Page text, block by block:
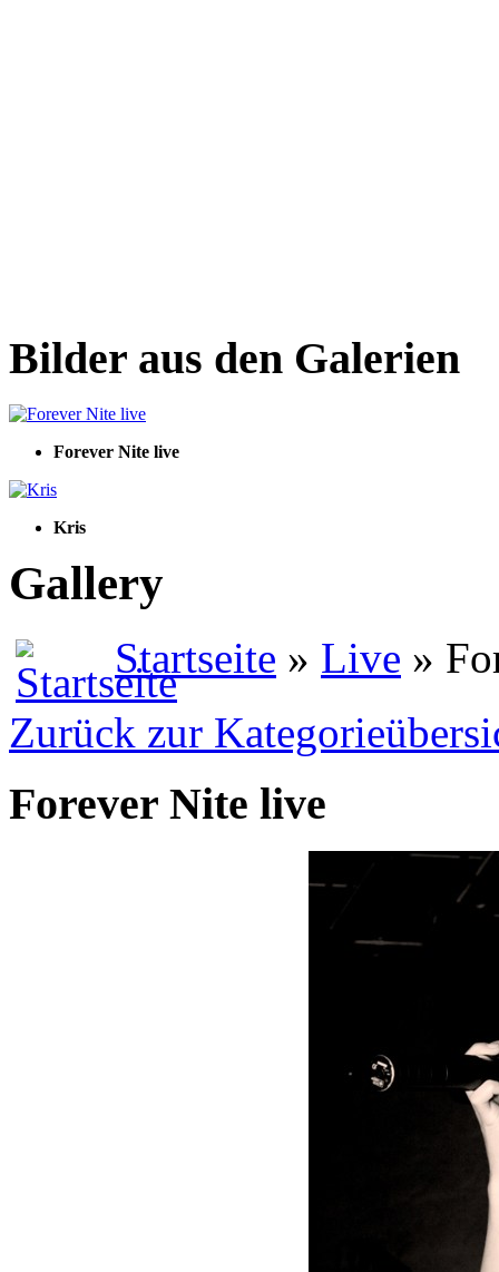
Bilder aus den Galerien
Forever Nite live
Kris
Gallery
Startseite » Live »
Zurück zur
Forever Nite live